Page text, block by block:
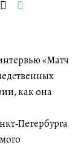
«Матч
как она